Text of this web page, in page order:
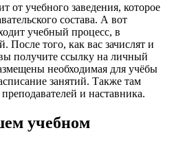
от учебного заведения, которое
состава. А вот
учебный процесс, в
После того, как вас зачислят и
получите ссылку на личный
необходимая для учёбы
занятий. Также там
и наставника.
учебном